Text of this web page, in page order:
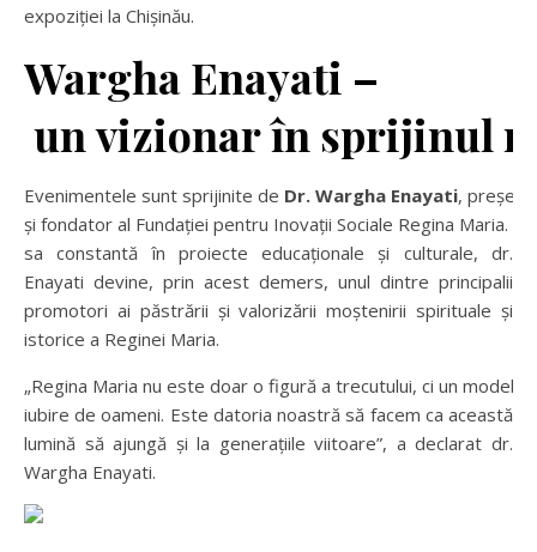
expoziției la Chișinău.
Wargha Enayati –
un vizionar în sprijinul
Evenimentele sunt sprijinite de Dr. Wargha Enayati,
și fondator al Fundației pentru Inovații Sociale Regina Maria.
sa constantă în proiecte educaționale și culturale, dr.
Enayati devine, prin acest demers, unul dintre principalii
promotori ai păstrării și valorizării moștenirii spirituale și
istorice a Reginei Maria.
„Regina Maria nu este doar o figură a trecutului, ci un model
iubire de oameni. Este datoria noastră să facem ca această
lumină să ajungă și la generațiile viitoare”, a declarat dr.
Wargha Enayati.